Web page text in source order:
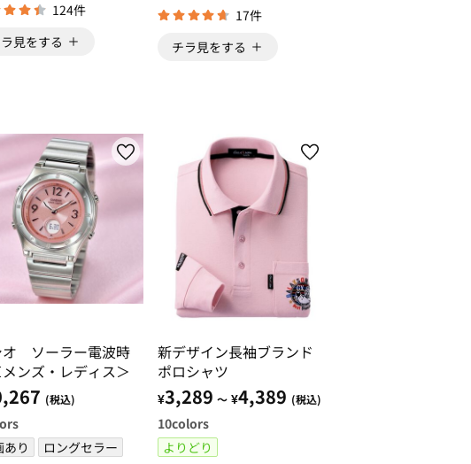
124件
見をする
17件
チラ見をする
オ ソーラー電波時
ンズ・レディス＞
(税込)
り
ロングセラー
新デザイン長袖ブランド
ポロシャツ
¥3,289 ～ ¥4,389 (税込)
10colors
よりどり